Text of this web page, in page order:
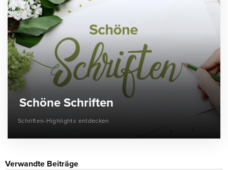
Schöne Schriften
Schriften-Highlights entdecken
Verwandte Beiträge